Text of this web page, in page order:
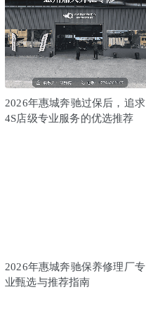
2026年惠城奔驰过保后，追求
4S店级专业服务的优选推荐
2026年惠城奔驰保养修理厂专
业甄选与推荐指南